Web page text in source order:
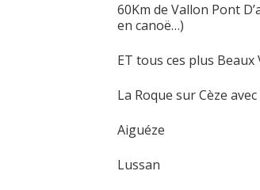
60Km de Vallon Pont
en canoë…)
ET tous ces plus Beaux
La Roque sur Cèze
Aiguéze
Lussan